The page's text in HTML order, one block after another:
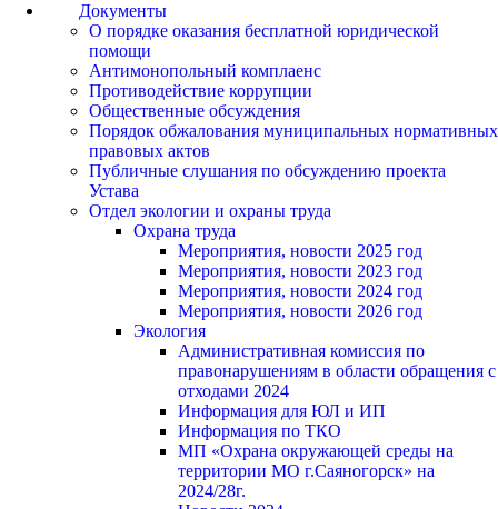
Документы
О порядке оказания бесплатной юридической
помощи
Антимонопольный комплаенс
Противодействие коррупции
Общественные обсуждения
Порядок обжалования муниципальных нормативных
правовых актов
Публичные слушания по обсуждению проекта
Устава
Отдел экологии и охраны труда
Охрана труда
Мероприятия, новости 2025 год
Мероприятия, новости 2023 год
Мероприятия, новости 2024 год
Мероприятия, новости 2026 год
Экология
Административная комиссия по
правонарушениям в области обращения с
отходами 2024
Информация для ЮЛ и ИП
Информация по ТКО
МП «Охрана окружающей среды на
территории МО г.Саяногорск» на
2024/28г.